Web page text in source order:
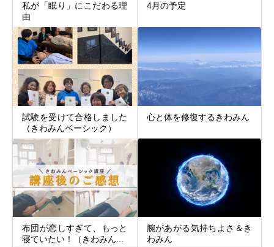
私が「眠り」にこだわる理
由
4月の予定
試験を受けて合格しました
（きわみんベーシック）
心と体を修復するきわみん
布団が恋しすぎて、もっと
寝ていたい！（きわみん...
腕があがる気持ちよさ＆き
わみん